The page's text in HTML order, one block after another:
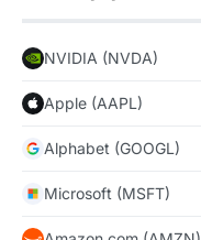
NVIDIA (NVDA)
Apple (AAPL)
Alphabet (GOOGL)
Microsoft (MSFT)